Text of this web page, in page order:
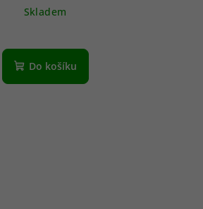
Skladem
Do košíku